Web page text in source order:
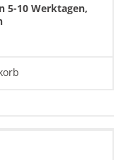
5-10 Werktagen,